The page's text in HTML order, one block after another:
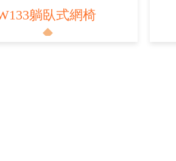
躺臥式網椅